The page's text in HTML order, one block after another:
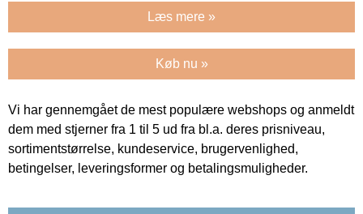
Læs mere »
Køb nu »
Vi har gennemgået de mest populære webshops og anmeldt
dem med stjerner fra 1 til 5 ud fra bl.a. deres prisniveau,
sortimentstørrelse, kundeservice, brugervenlighed,
betingelser, leveringsformer og betalingsmuligheder.